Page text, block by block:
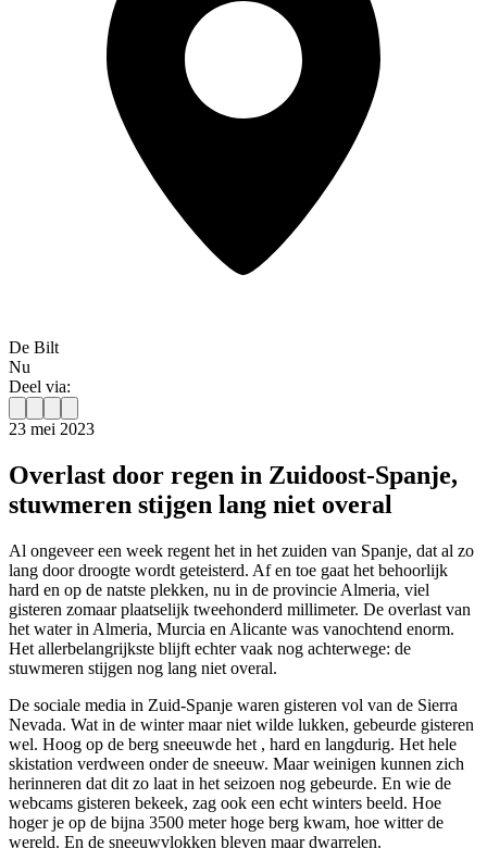
De Bilt
Nu
Deel via:
23 mei 2023
Overlast door regen in Zuidoost-Spanje,
stuwmeren stijgen lang niet overal
Al ongeveer een week regent het in het zuiden van Spanje, dat al zo
lang door droogte wordt geteisterd. Af en toe gaat het behoorlijk
hard en op de natste plekken, nu in de provincie Almeria, viel
gisteren zomaar plaatselijk tweehonderd millimeter. De overlast van
het water in Almeria, Murcia en Alicante was vanochtend enorm.
Het allerbelangrijkste blijft echter vaak nog achterwege: de
stuwmeren stijgen nog lang niet overal.
De sociale media in Zuid-Spanje waren gisteren vol van de Sierra
Nevada. Wat in de winter maar niet wilde lukken, gebeurde gisteren
wel. Hoog op de berg sneeuwde het , hard en langdurig. Het hele
skistation verdween onder de sneeuw. Maar weinigen kunnen zich
herinneren dat dit zo laat in het seizoen nog gebeurde. En wie de
webcams gisteren bekeek, zag ook een echt winters beeld. Hoe
hoger je op de bijna 3500 meter hoge berg kwam, hoe witter de
wereld. En de sneeuwvlokken bleven maar dwarrelen.